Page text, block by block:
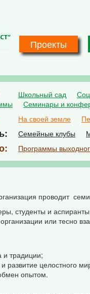
Проекты
Школьный сад
Семинары и
На своей земле
Семейные клубы
Программы
проводит
студенты и
или тесно
и традиции;
развитие целостного
опытом.